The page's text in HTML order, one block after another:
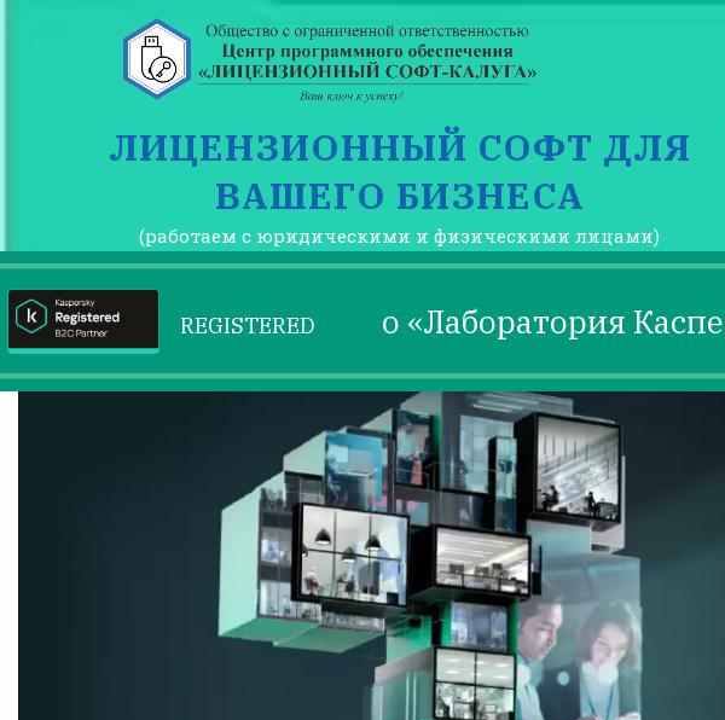
ЛИЦЕНЗИОННЫЙ СОФТ ДЛЯ
ВАШЕГО БИЗНЕСА
(работаем с юридическими и физическими лицами)
REGISTERED о «Лаборатория